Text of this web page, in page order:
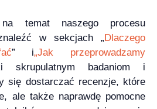
temat naszego procesu
w sekcjach „Dlaczego
” i„Jak przeprowadzamy
skrupulatnym badaniom i
się dostarczać recenzje, które
ale także naprawdę pomocne